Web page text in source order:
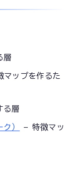
層
マップを作るた
る層
）
— 特徴マッ